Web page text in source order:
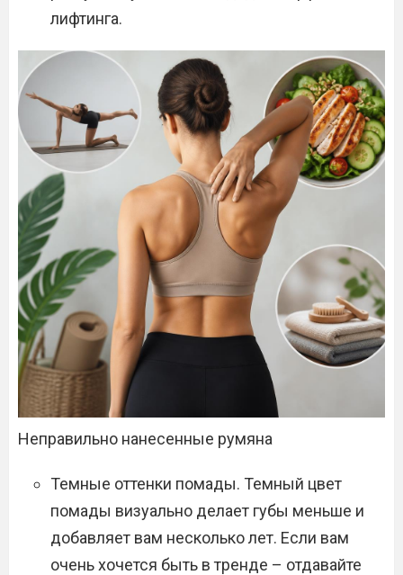
лифтинга.
Неправильно нанесенные румяна
Темные оттенки помады. Темный цвет
помады визуально делает губы меньше и
добавляет вам несколько лет. Если вам
очень хочется быть в тренде – отдавайте